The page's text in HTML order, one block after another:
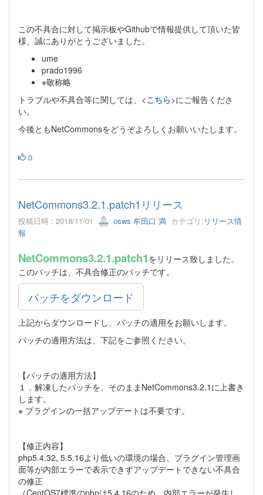
この不具合に対して掲示板やGithubで情報提供して頂いた皆
様、誠にありがとうございました。
ume
prado1996
※敬称略
トラブルや不具合等に関しては、<こちら>にご報告くださ
い。
今後ともNetCommonsをどうぞよろしくお願いいたします。
0
NetCommons3.2.1.patch1リリース
投稿日時 : 2018/11/01 osws 牟田口 満 カテゴリ: リリース情
報
NetCommons3.2.1.patch1 をリリース致しました。
このパッチは、不具合修正のパッチです。
パッチをダウンロード
上記からダウンロードし、パッチの適用をお願いします。
パッチの適用方法は、下記をご参照ください。
【パッチの適用方法】
１．解凍したパッチを、そのままNetCommons3.2.1に上書き
します。
※ プラグインの一括アップデートは不要です。
【修正内容】
php5.4.32, 5.5.16より低いの環境の場合、プラグイン管理画
面等が内部エラーで表示できずアップデートできない不具合
の修正